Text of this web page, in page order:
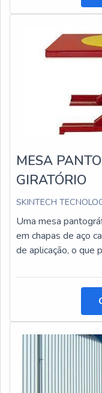
MESA
GIRATÓRIO
SKINTECH
Uma mesa
em chapas de aço
de aplicação, o que